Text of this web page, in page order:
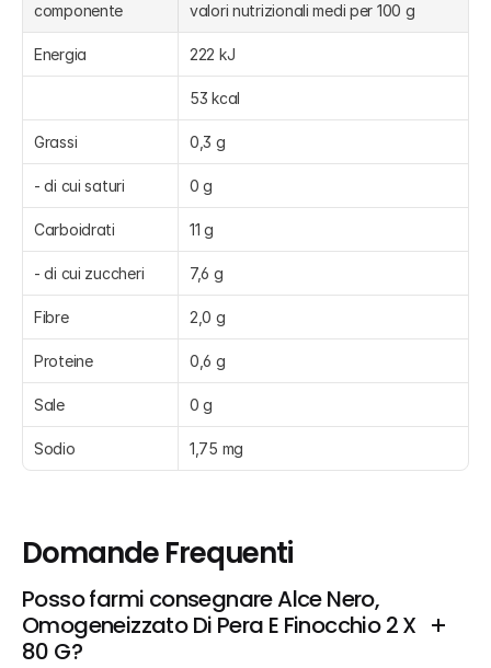
componente valori nutrizionali medi per 100 g
Energia 222 kJ
53 kcal
Grassi 0,3 g
- di cui saturi 0 g
Carboidrati 11 g
- di cui zuccheri 7,6 g
Fibre 2,0 g
Proteine 0,6 g
Sale 0 g
Sodio 1,75 mg
Domande Frequenti
Posso farmi consegnare Alce Nero,
Omogeneizzato Di Pera E Finocchio 2 X
80 G?